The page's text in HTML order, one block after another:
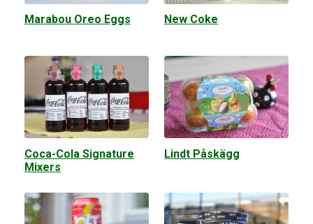
Marabou Oreo Eggs New Coke
Coca-Cola Signature
Mixers
Lindt Påskägg